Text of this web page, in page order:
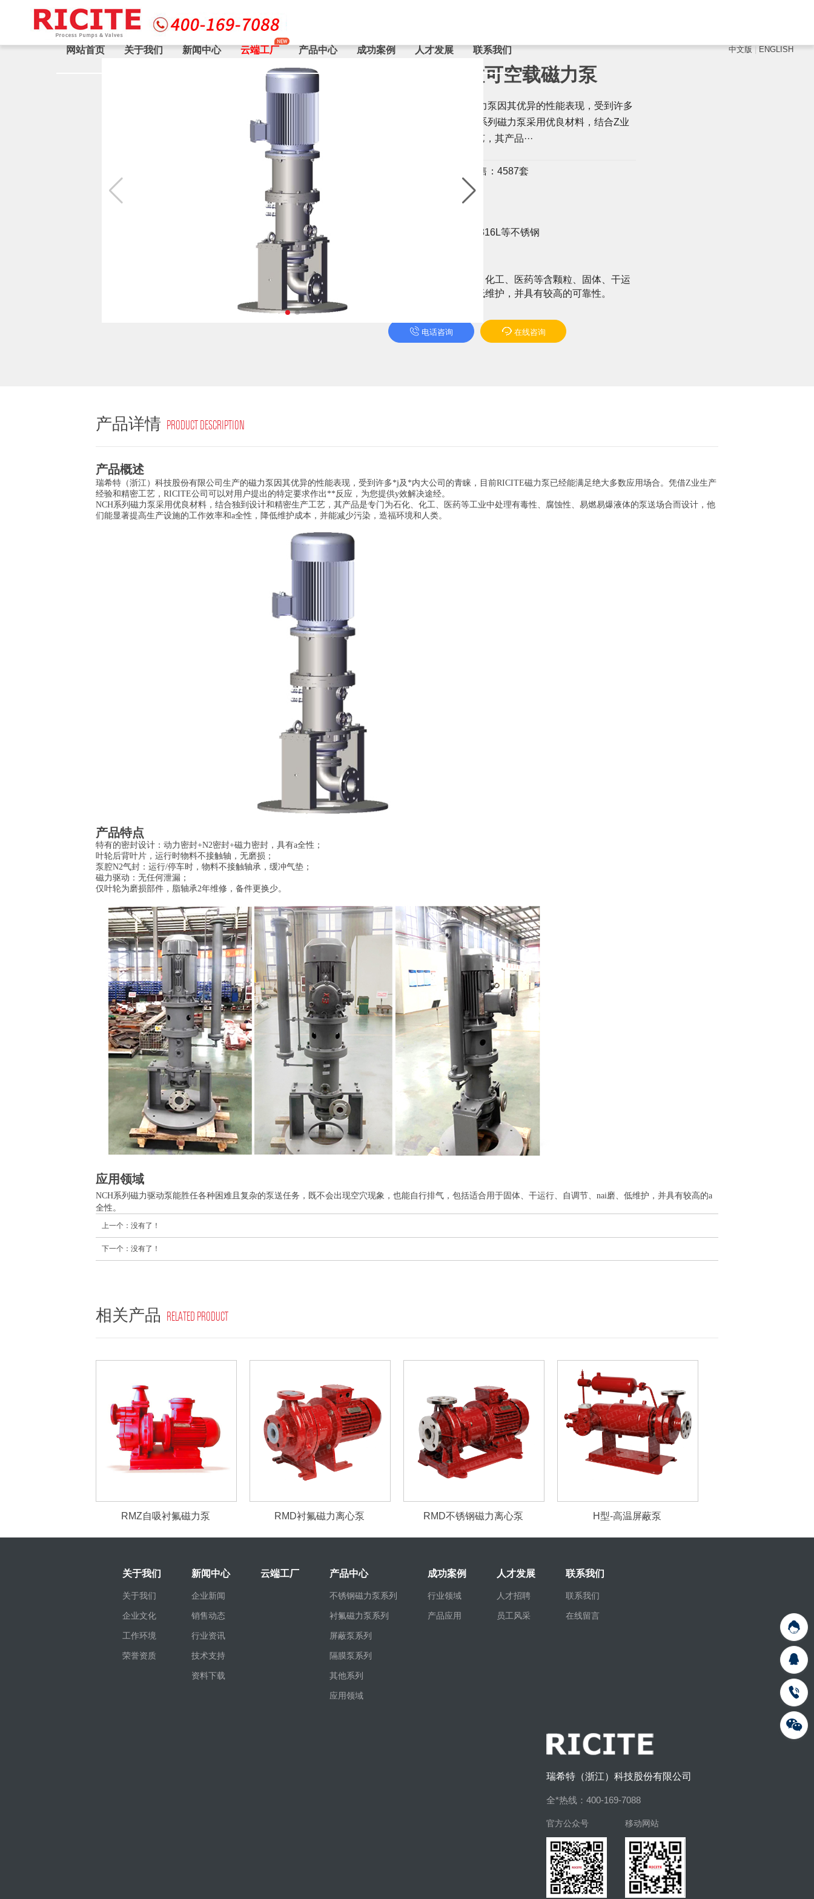
网站首页 关于我们 新闻中心 云端工厂 产品中心 成功案例 人才发展 联系我们 中文版 ENGLISH
NCH耐颗粒可空载磁力泵
NCH耐颗粒可空载磁力泵因其优异的性能表现，受到许多
大公司的青睐，NCH系列磁力泵采用优良材料，结合Z业
的设计和精密生产工艺，其产品···
已售：4587套
材质：304,304L,316,316L等不锈钢
用途：适合用于石化、化工、医药等含颗粒、固体、干运
行、自调节、抗磨、低维护，并具有较高的可靠性。
电话咨询 在线咨询
产品详情 PRODUCT DESCRIPTION
产品概述
瑞希特（浙江）科技股份有限公司生产的磁力泵因其优异的性能表现，受到许多*j及*内大公司的青睐，目前RICITE磁力泵已经能满足绝大多数应用场合。凭借Z业生产
经验和精密工艺，RICITE公司可以对用户提出的特定要求作出**反应，为您提供y效解决途经。
NCH系列磁力泵采用优良材料，结合独到设计和精密生产工艺，其产品是专门为石化、化工、医药等工业中处理有毒性、腐蚀性、易燃易爆液体的泵送场合而设计，他
们能显著提高生产设施的工作效率和a全性，降低维护成本，并能减少污染，造福环境和人类。
产品特点
特有的密封设计：动力密封+N2密封+磁力密封，具有a全性；
叶轮后背叶片，运行时物料不接触轴，无磨损；
泵腔N2气封：运行/停车时，物料不接触轴承，缓冲气垫；
磁力驱动：无任何泄漏；
仅叶轮为磨损部件，脂轴承2年维修，备件更换少。
应用领域
NCH系列磁力驱动泵能胜任各种困难且复杂的泵送任务，既不会出现空穴现象，也能自行排气，包括适合用于固体、干运行、自调节、nai磨、低维护，并具有较高的a
全性。
上一个：没有了！
下一个：没有了！
相关产品 RELATED PRODUCT
RMZ自吸衬氟磁力泵 RMD衬氟磁力离心泵 RMD不锈钢磁力离心泵 H型-高温屏蔽泵
关于我们
关于我们
企业文化
工作环境
荣誉资质
新闻中心
企业新闻
销售动态
行业资讯
技术支持
资料下载
云端工厂 产品中心
不锈钢磁力泵系列
衬氟磁力泵系列
屏蔽泵系列
隔膜泵系列
其他系列
应用领域
成功案例
行业领域
产品应用
人才发展
人才招聘
员工风采
联系我们
联系我们
在线留言
瑞希特（浙江）科技股份有限公司
全*热线：400-169-7088
官方公众号 移动网站